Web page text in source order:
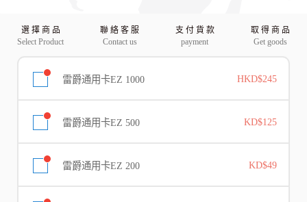
選 擇 商 品
Select Product
聯 絡 客 服
Contact us
支 付 貨 款
payment
取 得 商 品
Get goods
雷爵通用卡EZ 1000 HKD$245
雷爵通用卡EZ 500 KD$125
雷爵通用卡EZ 200 KD$49